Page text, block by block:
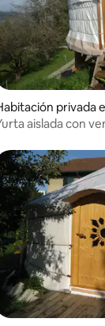
4.93 de 5,
privada
aislada con